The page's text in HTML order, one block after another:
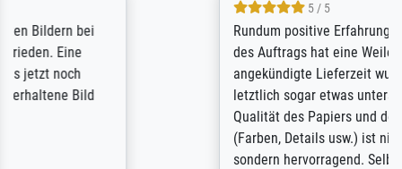
Rundum positive Erfahrung. Die Ausführung
des Auftrags hat eine Weile gedauert, die
angekündigte Lieferzeit wurde aber
letztlich sogar etwas unterschritten. Die
Qualität des Papiers und des Drucks
(Farben, Details usw.) ist nicht nur gut,
sondern hervorragend. Selbst ein Druck ist